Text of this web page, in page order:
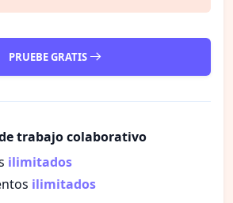
PRUEBE GRATIS
trabajo colaborativo
ilimitados
ilimitados